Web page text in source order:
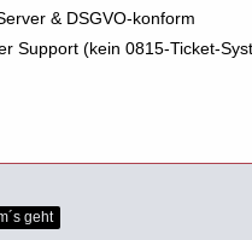
& DSGVO-konform
Support (kein 0815-Ticket-
geht